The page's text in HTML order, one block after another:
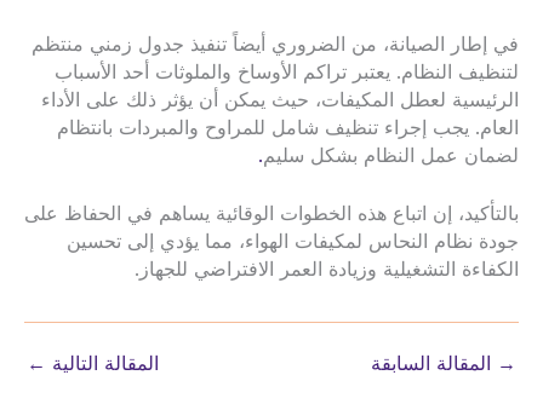
في إطار الصيانة، من الضروري أيضاً تنفيذ جدول زمني منتظم
لتنظيف النظام. يعتبر تراكم الأوساخ والملوثات أحد الأسباب
الرئيسية لعطل المكيفات، حيث يمكن أن يؤثر ذلك على الأداء
العام. يجب إجراء تنظيف شامل للمراوح والمبردات بانتظام
لضمان عمل النظام بشكل سليم.
بالتأكيد، إن اتباع هذه الخطوات الوقائية يساهم في الحفاظ على
جودة نظام النحاس لمكيفات الهواء، مما يؤدي إلى تحسين
الكفاءة التشغيلية وزيادة العمر الافتراضي للجهاز.
→ المقالة السابقة المقالة التالية ←